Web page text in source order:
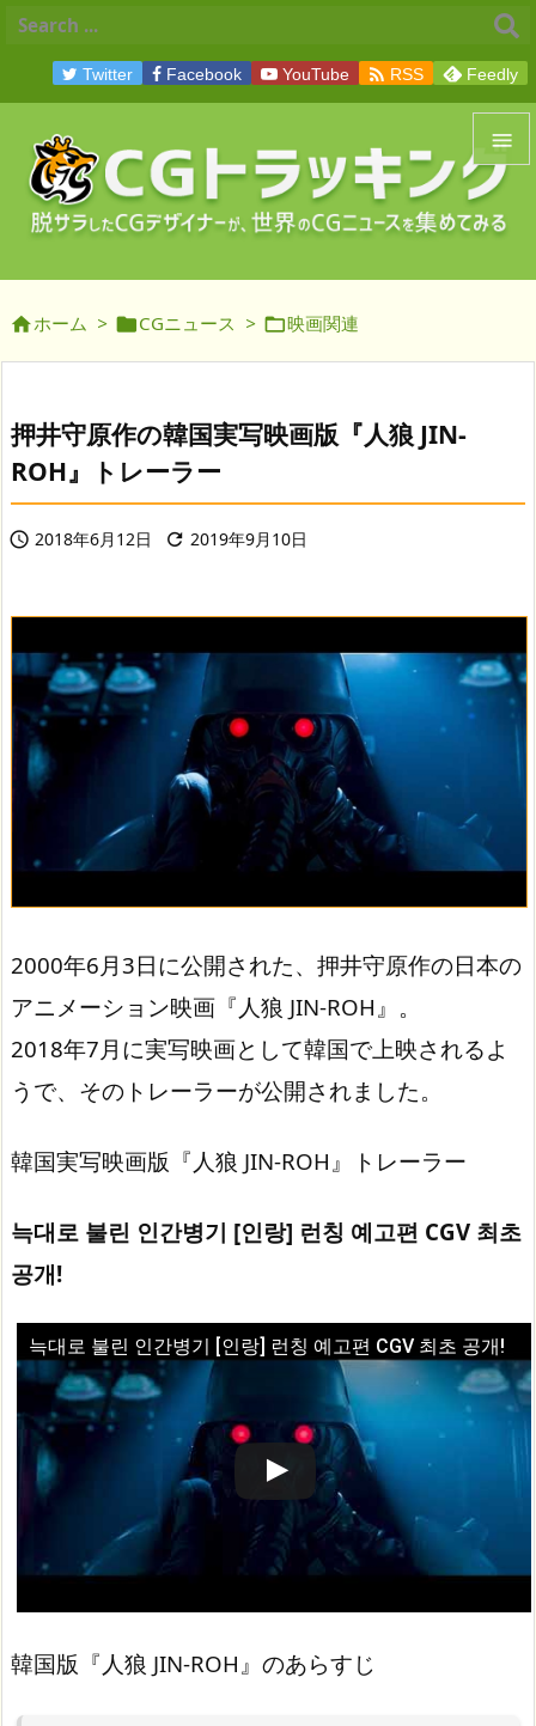


メニュ
前へ
Twitter Facebook YouTube  RSS Feedly
ホーム > CGニュース > 映画関連
押井守原作の韓国実写映画版『人狼 JIN-
ROH』トレーラー
 2018年6月12日  2019年9月10日
2000年6月3日に公開された、押井守原作の日本の
アニメーション映画『人狼 JIN-ROH』。
2018年7月に実写映画として韓国で上映されるよ
うで、そのトレーラーが公開されました。
韓国実写映画版『人狼 JIN-ROH』トレーラー
늑대로 불린 인간병기 [인랑] 런칭 예고편 CGV 최초
공개!
늑대로 불린 인간병기 [인랑] 런칭 예고편 CGV 최초 공개!
この動画を YouTube で視聴
韓国版『人狼 JIN-ROH』のあらすじ